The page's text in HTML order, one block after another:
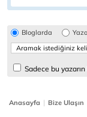
Bloglarda
Sadece bu
Anasayfa | Bize Ulaşın